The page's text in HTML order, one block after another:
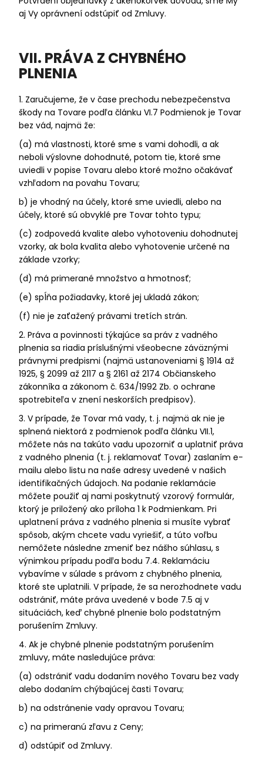
aj Vy oprávnení odstúpiť od Zmluvy.
VII. PRÁVA Z CHYBNÉHO
PLNENIA
1. Zaručujeme, že v čase prechodu nebezpečenstva
škody na Tovare podľa článku VI.7 Podmienok je Tovar
bez vád, najmä že:
(a) má vlastnosti, ktoré sme s vami dohodli, a ak
neboli výslovne dohodnuté, potom tie, ktoré sme
uviedli v popise Tovaru alebo ktoré možno očakávať
vzhľadom na povahu Tovaru;
b) je vhodný na účely, ktoré sme uviedli, alebo na
účely, ktoré sú obvyklé pre Tovar tohto typu;
(c) zodpovedá kvalite alebo vyhotoveniu dohodnutej
vzorky, ak bola kvalita alebo vyhotovenie určené na
základe vzorky;
(d) má primerané množstvo a hmotnosť;
(e) spĺňa požiadavky, ktoré jej ukladá zákon;
(f) nie je zaťažený právami tretích strán.
2. Práva a povinnosti týkajúce sa práv z vadného
plnenia sa riadia príslušnými všeobecne záväznými
právnymi predpismi (najmä ustanoveniami § 1914 až
1925, § 2099 až 2117 a § 2161 až 2174 Občianskeho
zákonníka a zákonom č. 634/1992 Zb. o ochrane
spotrebiteľa v znení neskorších predpisov).
3. V prípade, že Tovar má vady, t. j. najmä ak nie je
splnená niektorá z podmienok podľa článku VII.1,
môžete nás na takúto vadu upozorniť a uplatniť práva
z vadného plnenia (t. j. reklamovať Tovar) zaslaním e-
mailu alebo listu na naše adresy uvedené v našich
identifikačných údajoch. Na podanie reklamácie
môžete použiť aj nami poskytnutý vzorový formulár,
ktorý je priložený ako príloha 1 k Podmienkam. Pri
uplatnení práva z vadného plnenia si musíte vybrať
spôsob, akým chcete vadu vyriešiť, a túto voľbu
nemôžete následne zmeniť bez nášho súhlasu, s
výnimkou prípadu podľa bodu 7.4. Reklamáciu
vybavíme v súlade s právom z chybného plnenia,
ktoré ste uplatnili. V prípade, že sa nerozhodnete vadu
odstrániť, máte práva uvedené v bode 7.5 aj v
situáciách, keď chybné plnenie bolo podstatným
porušením Zmluvy.
4. Ak je chybné plnenie podstatným porušením
zmluvy, máte nasledujúce práva:
(a) odstrániť vadu dodaním nového Tovaru bez vady
alebo dodaním chýbajúcej časti Tovaru;
b) na odstránenie vady opravou Tovaru;
c) na primeranú zľavu z Ceny;
d) odstúpiť od Zmluvy.